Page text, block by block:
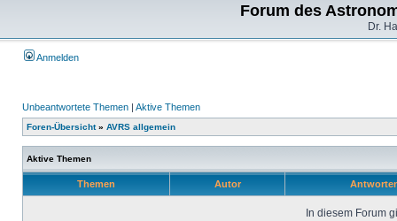
Forum des
Dr.
Anmelden
Unbeantwortete Themen | Aktive Themen
Foren-Übersicht» AVRS allgemein
Aktive Themen
Themen Autor
In diesem Forum